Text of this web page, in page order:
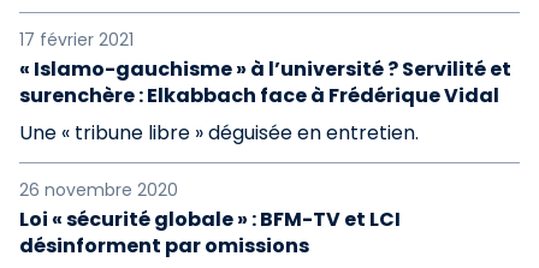
17 février 2021
« Islamo-gauchisme » à l’université ? Servilité et
surenchère : Elkabbach face à Frédérique Vidal
Une « tribune libre » déguisée en entretien.
26 novembre 2020
Loi « sécurité globale » : BFM-TV et LCI
désinforment par omissions